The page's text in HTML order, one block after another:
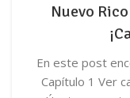
Nuevo
En este post
Capítulo 1 Ver